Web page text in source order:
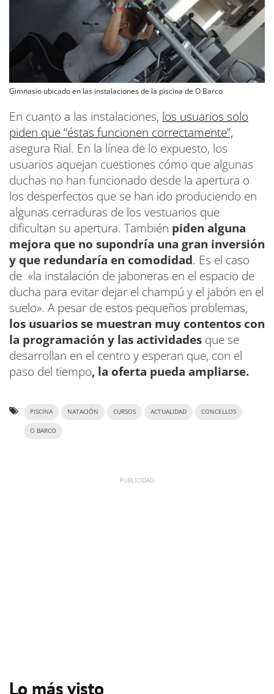
Gimnasio ubicado en las instalaciones de la piscina de O Barco
En cuanto a las instalaciones, los usuarios solo
piden que “éstas funcionen correctamente”,
asegura Rial. En la línea de lo expuesto, los
usuarios aquejan cuestiones cómo que algunas
duchas no han funcionado desde la apertura o
los desperfectos que se han ido produciendo en
algunas cerraduras de los vestuarios que
dificultan su apertura. También piden alguna
mejora que no supondría una gran inversión
y que redundaría en comodidad. Es el caso
de «la instalación de jaboneras en el espacio de
ducha para evitar dejar el champú y el jabón en el
suelo». A pesar de estos pequeños problemas,
los usuarios se muestran muy contentos con
la programación y las actividades que se
desarrollan en el centro y esperan que, con el
paso del tiempo, la oferta pueda ampliarse.
PISCINA NATACIÓN CURSOS ACTUALIDAD CONCELLOS
O BARCO
Lo más visto